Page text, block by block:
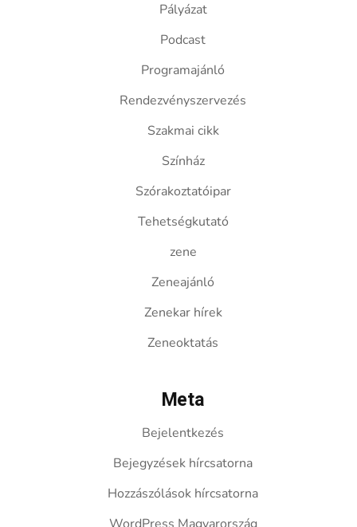
Pályázat
Podcast
Programajánló
Rendezvényszervezés
Szakmai cikk
Színház
Szórakoztatóipar
Tehetségkutató
zene
Zeneajánló
Zenekar hírek
Zeneoktatás
Meta
Bejelentkezés
Bejegyzések hírcsatorna
Hozzászólások hírcsatorna